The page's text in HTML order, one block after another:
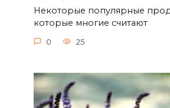
Некоторые популярные
которые многие считают
0 25